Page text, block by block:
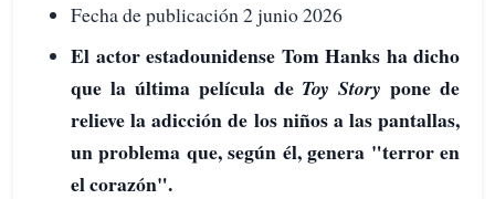
Fecha de publicación 2 junio 2026
El actor estadounidense Tom Hanks ha dicho
que la última película de Toy Story pone de
relieve la adicción de los niños a las pantallas,
un problema que, según él, genera "terror en
el corazón".